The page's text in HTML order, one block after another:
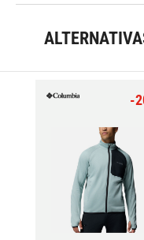
-